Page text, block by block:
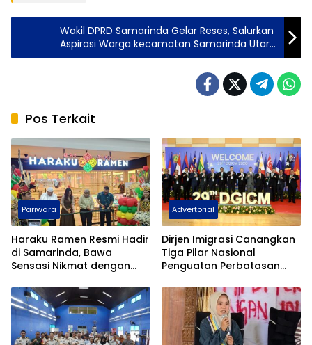
Wakil DPRD Samarinda Gelar Reses, Salurkan
Aspirasi Warga kecamatan Samarinda Utara
dan Sungai Pinang
Pos Terkait
Pariwara
Haraku Ramen Resmi Hadir
di Samarinda, Bawa
Sensasi Nikmat dengan
Advertorial
Dirjen Imigrasi Canangkan
Tiga Pilar Nasional
Penguatan Perbatasan
DGICM 2026